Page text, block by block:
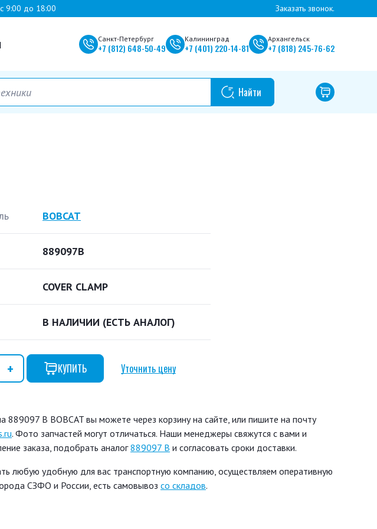
9:00 до 18:00 Заказать звонок.
Санкт-Петербург
+7 (812) 648-50-49
Калининград
+7 (401) 220-14-81
Архангельск
+7 (818) 245-76-62
BOBCAT
889097B
COVER CLAMP
В НАЛИЧИИ (ЕСТЬ АНАЛОГ)
КУПИТЬ Уточнить цену
889097 B BOBCAT вы можете через корзину на сайте, или пишите на почту
. Фото запчастей могут отличаться. Наши менеджеры свяжутся с вами и
заказа, подобрать аналог889097 B и согласовать сроки доставки.
любую удобную для вас транспортную компанию, осуществляем оперативную
СЗФО и России, есть самовывоз со складов.